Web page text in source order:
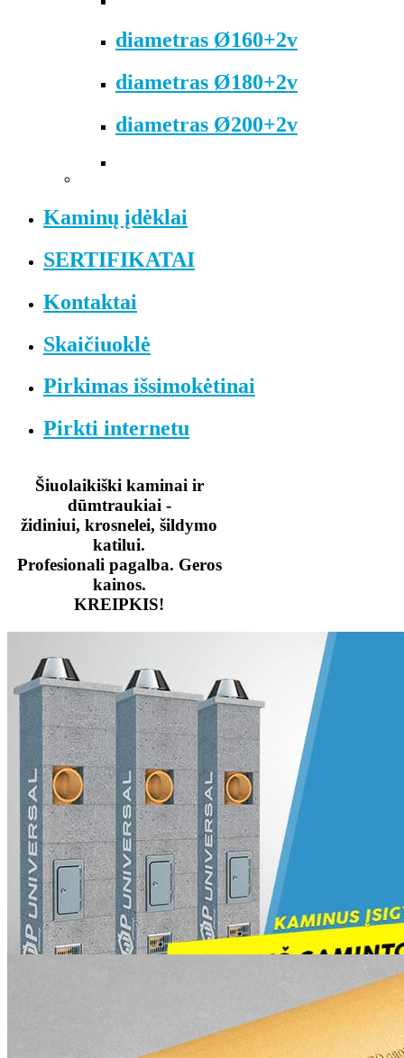
diametras Ø160+2v
diametras Ø180+2v
diametras Ø200+2v
Kaminų įdėklai
SERTIFIKATAI
Kontaktai
Skaičiuoklė
Pirkimas išsimokėtinai
Pirkti internetu
Šiuolaikiški kaminai ir
dūmtraukiai -
židiniui, krosnelei, šildymo
katilui.
Profesionali pagalba. Geros
kainos.
KREIPKIS!
SAUGUMAS IR
PATIKIMUMAS.
30 metų gamintojo garantija.
Aukščiausios kokybės
standartai.
Ilgametė patirtis.
LATEST
PRODUCTS